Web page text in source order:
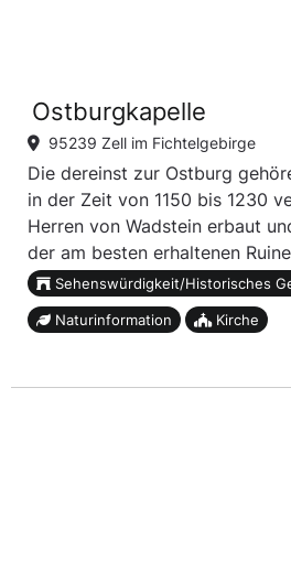
Ostburgkapelle
95239 Zell im Fichtelgebirge
Die dereinst zur Ostburg
in der Zeit von 1150 bis 1230
Herren von Wadstein erbaut
der am besten erhaltenen
Spätromanik in Oberfranken
1960er Jahren durchgeführten
heute bekan...
Sehenswürdigkeit/Historisches
Naturinformation Kirche